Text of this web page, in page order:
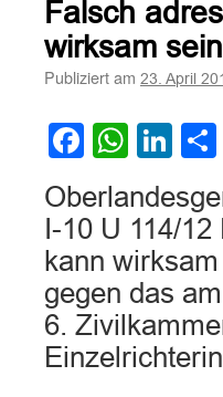
Falsch
wirksam sein
Publiziert am 23. April
Facebook
I-10 U 114/
kann
gegen das
6.